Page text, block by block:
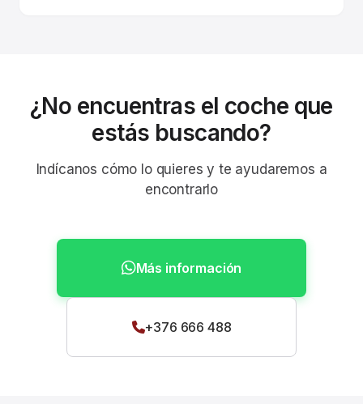
¿No encuentras el coche que
estás buscando?
Indícanos cómo lo quieres y te ayudaremos a
encontrarlo
Más información
+376 666 488